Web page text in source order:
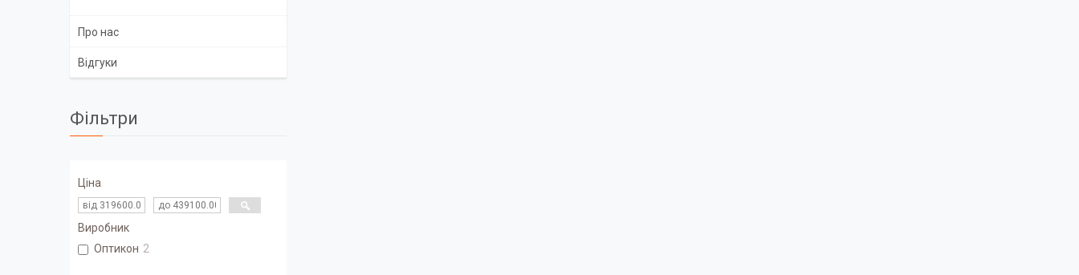
Про нас
Відгуки
Фільтри
Ціна
Виробник
Оптикон 2